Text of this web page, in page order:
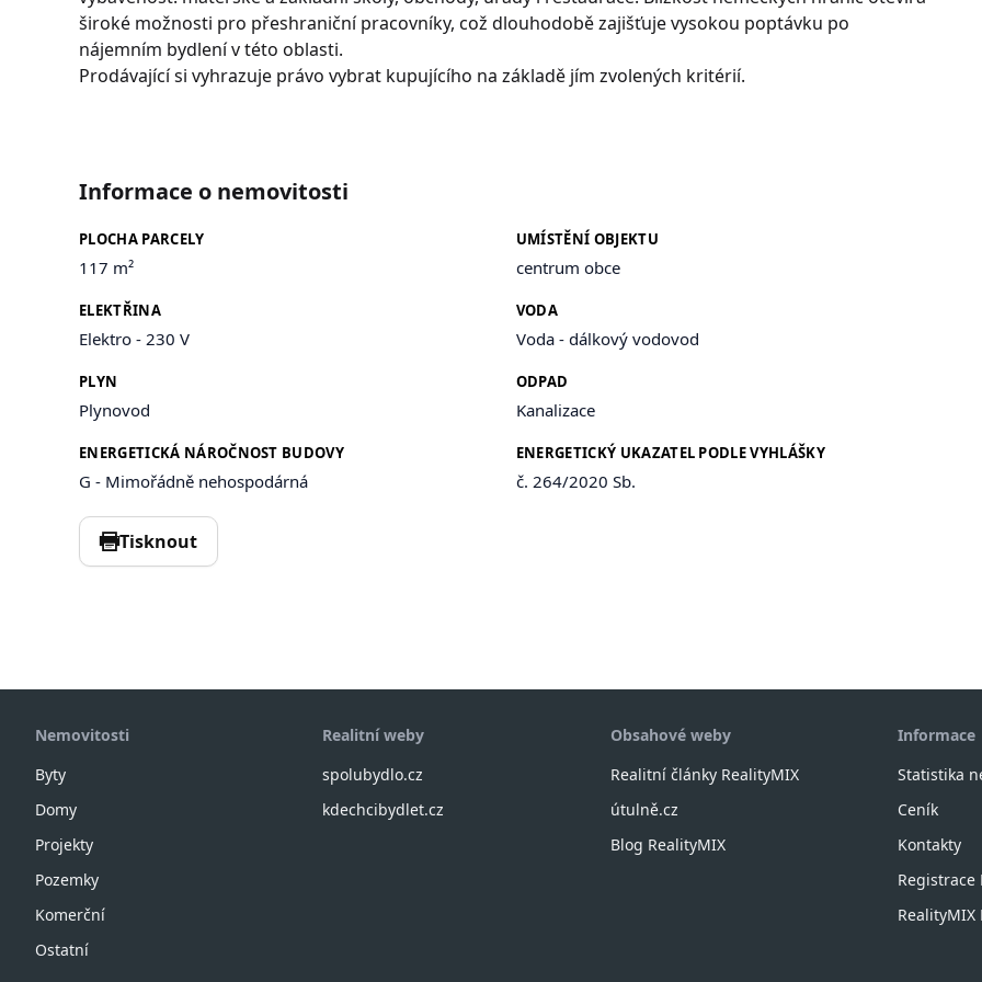
široké možnosti pro přeshraniční pracovníky, což dlouhodobě zajišťuje vysokou poptávku po
nájemním bydlení v této oblasti.
Prodávající si vyhrazuje právo vybrat kupujícího na základě jím zvolených kritérií.
Informace o nemovitosti
PLOCHA PARCELY
117 m²
UMÍSTĚNÍ OBJEKTU
centrum obce
ELEKTŘINA
Elektro - 230 V
VODA
Voda - dálkový vodovod
PLYN
Plynovod
ODPAD
Kanalizace
ENERGETICKÁ NÁROČNOST BUDOVY
G - Mimořádně nehospodárná
ENERGETICKÝ UKAZATEL PODLE VYHLÁŠKY
č. 264/2020 Sb.
Tisknout
Nemovitosti
Byty
Domy
Projekty
Pozemky
Komerční
Ostatní
Realitní weby
spolubydlo.cz
kdechcibydlet.cz
Obsahové weby
Realitní články RealityMIX
útulně.cz
Blog RealityMIX
Informace
Statistika
Ceník
Kontakty
Registrace
RealityMIX